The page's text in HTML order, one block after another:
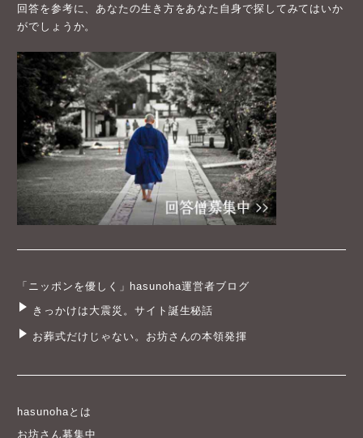
回答を参考に、あなたの生き方をあなた自身で探してみてはいか
がでしょうか。
「ニッポンを優しく」hasunoha運営者ブログ
きっかけは大震災。サイト誕生秘話
お葬式だけじゃない。お坊さんの本領発揮
hasunohaとは
お坊さん募集中